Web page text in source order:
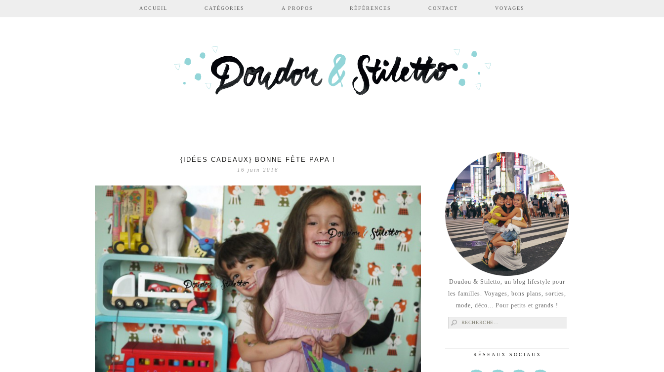
Aller au contenu principal
ACCUEIL CATÉGORIES A PROPOS RÉFÉRENCES CONTACT VOYAGES
{IDÉES CADEAUX} BONNE FÊTE PAPA !
16 juin 2016
Doudou & Stiletto, un blog lifestyle pour
les familles. Voyages, bons plans, sorties,
mode, déco... Pour petits et grands !
Rechercher :
RÉSEAUX SOCIAUX